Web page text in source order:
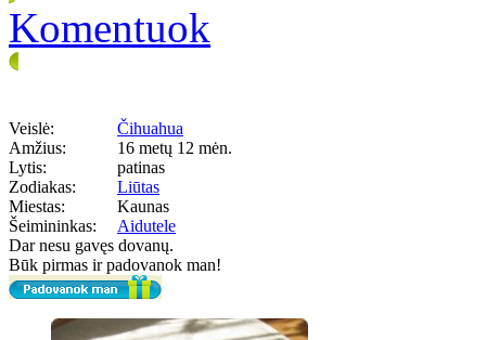
Komentuok
Veislė:
Čihuahua
Amžius:
16 metų 12 mėn.
Lytis:
patinas
Zodiakas:
Liūtas
Miestas:
Kaunas
Šeimininkas:
Aidutele
Dar nesu gavęs dovanų.
Būk pirmas ir padovanok man!